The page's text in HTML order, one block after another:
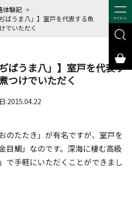
MENU
体験記 >
ばうま八」】室戸を代表する魚
でいただく
ばうま八」】室戸を代表す
つけでいただく
:2015.04.22
のたたき」が有名ですが、室戸を
目鯛」なのです。深海に棲む高級
で手軽にいただくことができまし